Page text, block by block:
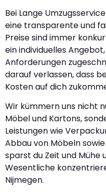
Bei Lange
eine transparente und
Preise sind immer
ein individuelles
Anforderungen
darauf verlassen, dass
Kosten auf dich
Wir kümmern uns nicht
Möbel und Kartons,
Leistungen wie
Abbau von Möbeln
sparst du Zeit und Mühe
Wesentliche
Nijmegen.